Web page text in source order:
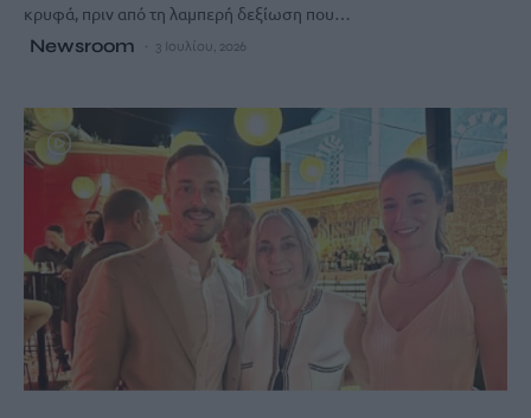
κρυφά, πριν από τη λαμπερή δεξίωση που…
Newsroom 3 Ιουλίου, 2026